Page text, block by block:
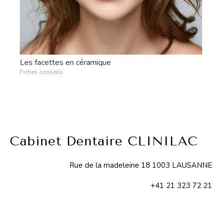
Les facettes en céramique
Fiches conseils
Cabinet Dentaire CLINILAC
Rue de la madeleine 18 1003 LAUSANNE
+41 21 323 72 21